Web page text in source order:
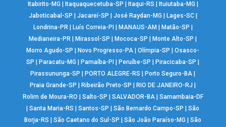
Itabirito-MG
Itaquaquecetuba-SP Itaqui-RS Ituiutaba-MG
Jaboticabal-SP
Jacareí-SP José Raydan-MG Lages-SC|
Londrina-PR| Luís Correia-PI MANAUS-AM Matão-SP
Medianeira-PR
Mirassol-SP Mococa-SP Monte Alto-SP
Morro Agudo-SP
Novo Progresso-PA |Olímpia-SP |Osasco-
SP
Paracatu-MG Parnaíba-PI Peruíbe-SP Piracicaba-SP
Pirassununga-SP
PORTO ALEGRE-RS Porto Seguro-BA
Praia Grande-SP
Ribeirão Preto-SP RIO DE JANEIRO-RJ
Rolim de Moura-RO
Salto-SP SALVADOR-BA| Samambaia-DF
|Santa Maria-RS |Santos-SP |São Bernardo Campo-SP |São
Borja-RS
|São Caetano do Sul-SP |São João Paraíso-MG |São